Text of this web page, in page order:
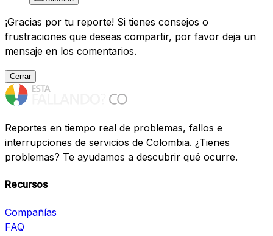
¡Gracias por tu reporte! Si tienes consejos o
frustraciones que deseas compartir, por favor deja un
mensaje en los comentarios.
Cerrar
Reportes en tiempo real de problemas, fallos e
interrupciones de servicios de Colombia. ¿Tienes
problemas? Te ayudamos a descubrir qué ocurre.
Recursos
Compañías
FAQ